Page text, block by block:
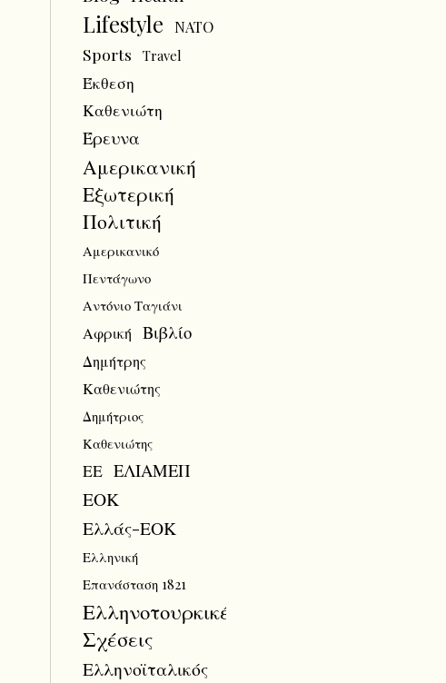
Lifestyle NATO
Sports Travel
Έκθεση
Καθενιώτη
Έρευνα
Αμερικανική
Εξωτερική
Πολιτική
Αμερικανικό
Πεντάγωνο
Αντόνιο Ταγιάνι
Αφρική Βιβλίο
Δημήτρης
Καθενιώτης
Δημήτριος
Καθενιώτης
ΕΕ ΕΛΙΑΜΕΠ
ΕΟΚ
Ελλάς-ΕΟΚ
Ελληνική
Επανάσταση 1821
Ελληνοτουρκικές
Σχέσεις
Ελληνοϊταλικός